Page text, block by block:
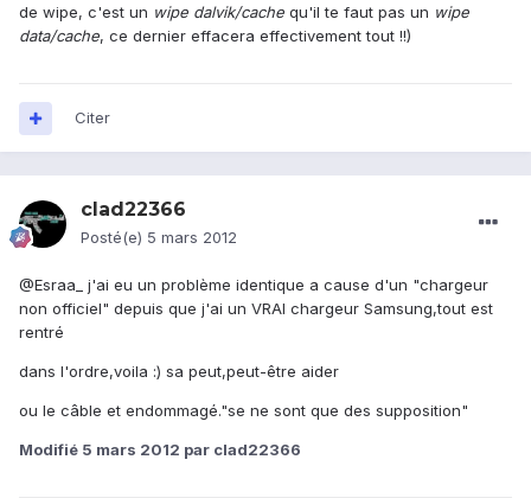
de wipe, c'est un wipe dalvik/cache qu'il te faut pas un wipe
data/cache, ce dernier effacera effectivement tout !!)
Citer
clad22366
Posté(e) 5 mars 2012
@Esraa_ j'ai eu un problème identique a cause d'un "chargeur
non officiel" depuis que j'ai un VRAI chargeur Samsung,tout est
rentré
dans l'ordre,voila :) sa peut,peut-être aider
ou le câble et endommagé."se ne sont que des supposition"
Modifié 5 mars 2012 par clad22366